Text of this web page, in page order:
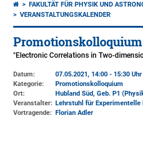
FAKULTÄT FÜR PHYSIK UND
VERANSTALTUNGSKALENDER
Promotionskolloquium
"Electronic Correlations in Two-
Datum:
07.05.2021, 14:00 - 15:30 Uhr
Kategorie:
Promotionskolloquium
Ort:
Hubland Süd, Geb. P1
Veranstalter: Lehrstuhl für Experimentelle
Vortragende:
Florian Adler